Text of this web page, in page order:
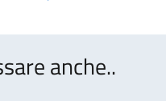
anche..